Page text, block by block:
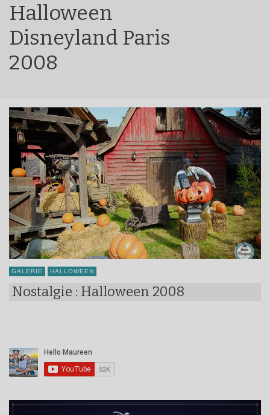
Halloween
Disneyland Paris
2008
GALERIE HALLOWEEN
Nostalgie : Halloween 2008